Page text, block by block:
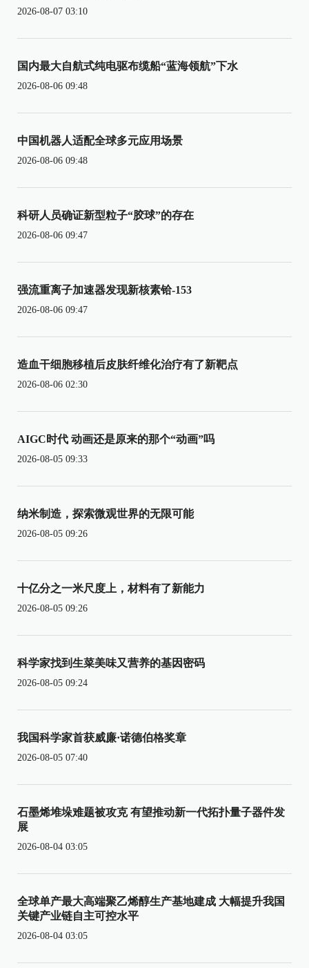
2026-08-07 03:10
国内最大自航式纯电驱布缆船“蓝海领航”下水
2026-08-06 09:48
中国机器人适配全球多元应用场景
2026-08-06 09:48
科研人员确证新型粒子“胶球”的存在
2026-08-06 09:47
强流重离子加速器发现新核素铪-153
2026-08-06 09:47
造血干细胞移植后皮肤纤维化治疗有了新靶点
2026-08-06 02:30
AIGC时代 动画还是原来的那个“动画”吗
2026-08-05 09:33
纳米制造，探索微观世界的无限可能
2026-08-05 09:26
十亿分之一米尺度上，材料有了新能力
2026-08-05 09:26
科学家找到生菜美味又营养的基因密码
2026-08-05 09:24
我国科学家首获威廉·诺德伯格奖章
2026-08-05 07:40
石墨烯堆垛难题被攻克 有望推动新一代拓扑量子器件发
展
2026-08-04 03:05
全球单产最大高端聚乙烯醇生产基地建成 大幅提升我国
关键产业链自主可控水平
2026-08-04 03:05